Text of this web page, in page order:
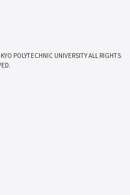
POLYTECHNIC UNIVERSITY ALL RIGHTS